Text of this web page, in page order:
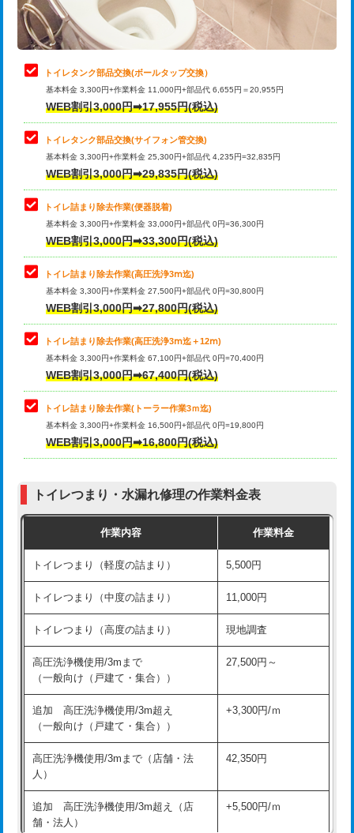
トイレタンク部品交換(ボールタップ交換）
基本料金 3,300円+作業料金 11,000円+部品代 6,655円＝20,955円
WEB割引3,000円➡17,955円(税込)
トイレタンク部品交換(サイフォン管交換)
基本料金 3,300円+作業料金 25,300円+部品代 4,235円=32,835円
WEB割引3,000円➡29,835円(税込)
トイレ詰まり除去作業(便器脱着)
基本料金 3,300円+作業料金 33,000円+部品代 0円=36,300円
WEB割引3,000円➡33,300円(税込)
トイレ詰まり除去作業(高圧洗浄3ⅿ迄)
基本料金 3,300円+作業料金 27,500円+部品代 0円=30,800円
WEB割引3,000円➡27,800円(税込)
トイレ詰まり除去作業(高圧洗浄3ⅿ迄＋12ⅿ)
基本料金 3,300円+作業料金 67,100円+部品代 0円=70,400円
WEB割引3,000円➡67,400円(税込)
トイレ詰まり除去作業(トーラー作業3ｍ迄)
基本料金 3,300円+作業料金 16,500円+部品代 0円=19,800円
WEB割引3,000円➡16,800円(税込)
トイレつまり・水漏れ修理の作業料金表
作業内容 作業料金
トイレつまり（軽度の詰まり） 5,500円
トイレつまり（中度の詰まり） 11,000円
トイレつまり（高度の詰まり） 現地調査
高圧洗浄機使用/3mまで
（一般向け（戸建て・集合））
27,500円～
追加 高圧洗浄機使用/3m超え
（一般向け（戸建て・集合））
+3,300円/ｍ
高圧洗浄機使用/3mまで（店舗・法
人）
42,350円
追加 高圧洗浄機使用/3m超え（店
舗・法人）
+5,500円/ｍ